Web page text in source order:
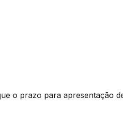
o prazo para apresentação